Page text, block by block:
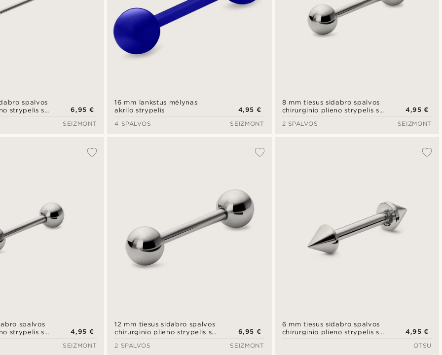
spalvos
strypelis su
6,95 €
SEIZMONT
16 mm lankstus mėlynas
akrilo strypelis
4,95 €
4 SPALVOS
SEIZMONT
8 mm tiesus sidabro spalvos
chirurginio plieno strypelis su
4,95 €
2 SPALVOS
SEIZMONT
spalvos
strypelis su
4,95 €
SEIZMONT
12 mm tiesus sidabro spalvos
chirurginio plieno strypelis su
6,95 €
2 SPALVOS
SEIZMONT
6 mm tiesus sidabro spalvos
chirurginio plieno strypelis su
4,95 €
OTSU